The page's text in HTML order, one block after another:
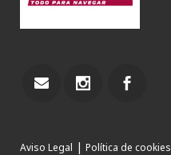
Aviso Legal | Política de cookies